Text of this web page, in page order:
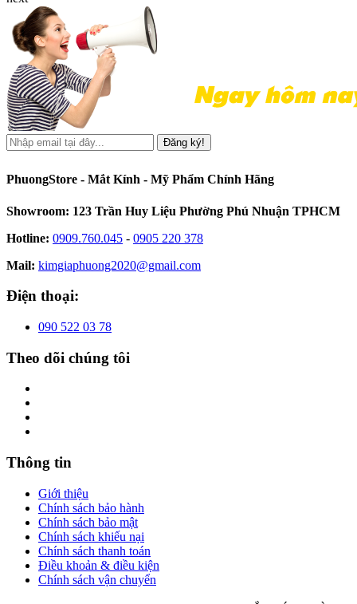
Đăng ký!
PhuongStore - Mắt Kính - Mỹ Phẩm Chính Hãng
Showroom: 123 Trần Huy Liệu Phường Phú Nhuận TPHCM
Hotline: 0909.760.045 - 0905 220 378
Mail: kimgiaphuong2020@gmail.com
Điện thoại:
090 522 03 78
Theo dõi chúng tôi
Thông tin
Giới thiệu
Chính sách bảo hành
Chính sách bảo mật
Chính sách khiếu nại
Chính sách thanh toán
Điều khoản & điều kiện
Chính sách vận chuyển